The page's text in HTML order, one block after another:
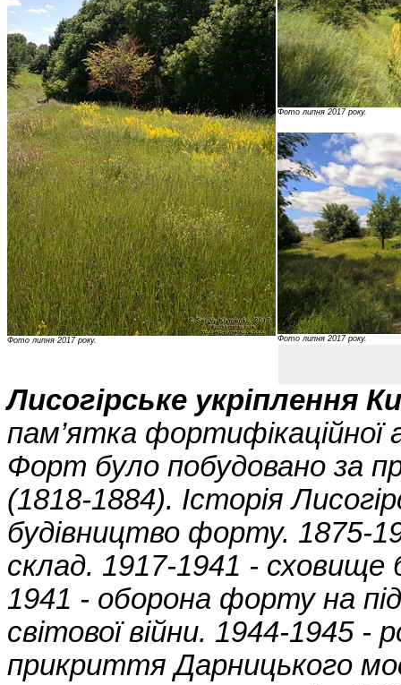
Фото липня 2017 року.
Фото липня 2017 року.
Фото липня 2017 року.
Лисогірське укріплення
пам’ятка фортифікаційної
Форт було побудовано за
(1818-1884). Історія
будівництво форту. 1875-
склад. 1917-1941 - сховище
1941 - оборона форту на
світової війни. 1944-1945 -
прикриття Дарницького